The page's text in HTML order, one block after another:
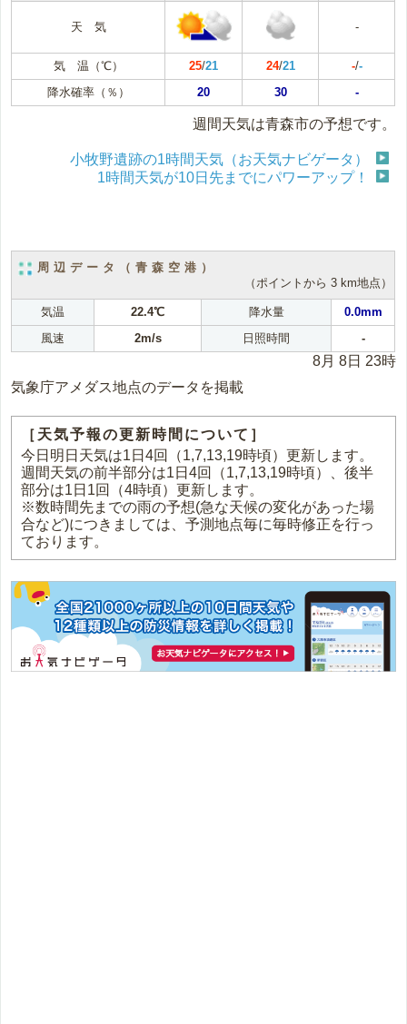
天 気 -
気 温（℃） 25/21 24/21 -/-
降水確率（％）
20 30 -
週間天気は青森市の予想です。
小牧野遺跡の1時間天気（お天気ナビゲータ）
1時間天気が10日先までにパワーアップ！
周辺データ（青森空港）
（ポイントから 3 km地点）
気温 22.4℃ 降水量
0.0mm
風速
2m/s 日照時間 -
8月 8日 23時
気象庁アメダス地点のデータを掲載
［天気予報の更新時間について］
今日明日天気は1日4回（1,7,13,19時頃）更新します。
週間天気の前半部分は1日4回（1,7,13,19時頃）、後半
部分は1日1回（4時頃）更新します。
※数時間先までの雨の予想(急な天候の変化があった場
合など)につきましては、予測地点毎に毎時修正を行っ
ております。